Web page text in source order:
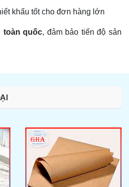
khấu tốt cho đơn hàng lớn
toàn quốc, đảm bảo tiến độ sản